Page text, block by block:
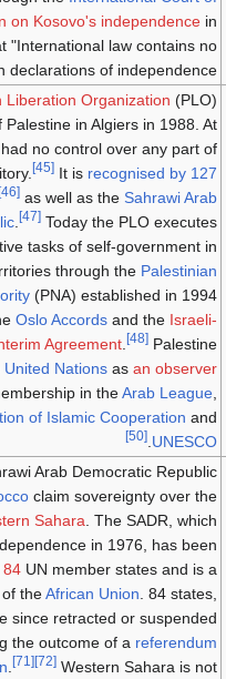
on Kosovo's independence in
"International law contains no
declarations of independence".
Liberation Organization (PLO)
Palestine in Algiers in 1988. At
no control over any part of
[45] It is recognised by 127
[46] as well as theSahrawi Arab
. [47] Today the PLO executes
tasks of self-government in
through the Palestinian
(PNA) established in 1994
Oslo Accords and the Israeli-
Agreement . [48] Palestine
United Nations asan observer
in theArab League
of Islamic Cooperation and
UNESCO
[50]
Arab Democratic Republic
claim sovereignty over the
Sahara . The SADR, which
in 1976, has been
84 UN member states and is a
of theAfrican Union . 84 states,
since retracted or suspended
the outcome of a referendum
. [71] [72] Western Sahara is not